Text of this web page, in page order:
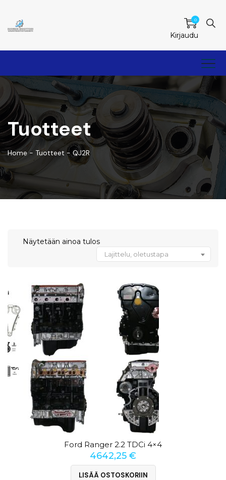
0
Kirjaudu
Tuotteet
Home- Tuotteet -QJ2R
Näytetään ainoa tulos
Lajittelu, oletustapa
Ford Ranger 2.2 TDCi 4×4
4642,25 €
LISÄÄ OSTOSKORIIN